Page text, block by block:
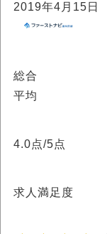
2019年4月15日
総合
平均
4.0点/5点
求人満足度